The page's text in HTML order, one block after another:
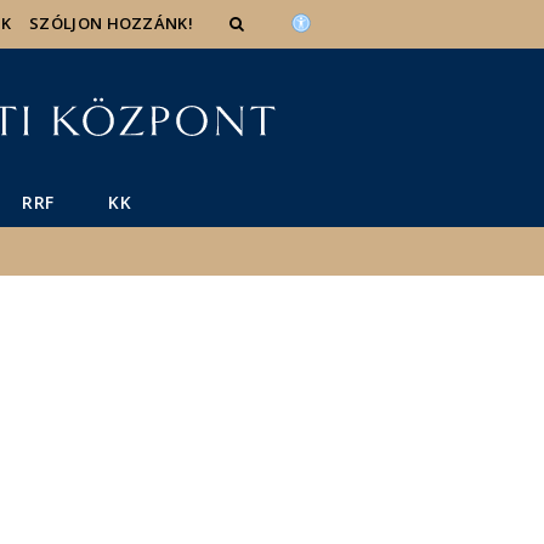
SZÓLJON HOZZÁNK!
RRF KK